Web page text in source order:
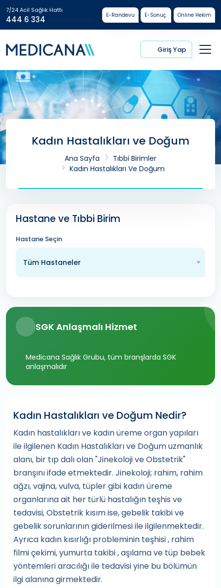
7/24 Acil Sağlık Hattı
444 6 334 E-Randevu E-Sonuç Online Hekim
Giriş Yap
Kadın Hastalıkları ve Doğum
Ana Sayfa
Tıbbi Birimler
Kadın Hastalıkları Ve Doğum
Hastane ve Tıbbi Birim
Hastane Seçin
Tüm Hastaneler
SGK Anlaşmalı Hizmet
Medicana Sağlık Grubu, tüm branşlarda SGK
anlaşmalıdır
Kadın Hastalıkları ve Doğum Nedir?
Kadın hastalıkları ve kadın üreme organ yapıları
ile ilgilenen Kadın Hastalıkları ve Doğum uzmanlık
alanı, bir tıp dalı olan "Jinekoloji ve Obstetrik"
branşını ifade etmektedir. Jinekoloji; rahim, rahim
ağzı, vajina, vulva, tüpler gibi kadın üreme
organlarına ait her türlü hastalığın teşhis ve
tedavisi, Obstetrik kısım ise, gebelik takibi ve
gebelik sorunlarının giderilmesi ile ilgilenmektedir.
Ayrıca kadın kısırlığı probleminin teşhisi , rahim
filmi çekimi, yumurta takibi , aşılama ve tüp bebek
yöntemleri aracılığı ile tedavisi yine bu bölümün
ilgi alanına girmektedir.